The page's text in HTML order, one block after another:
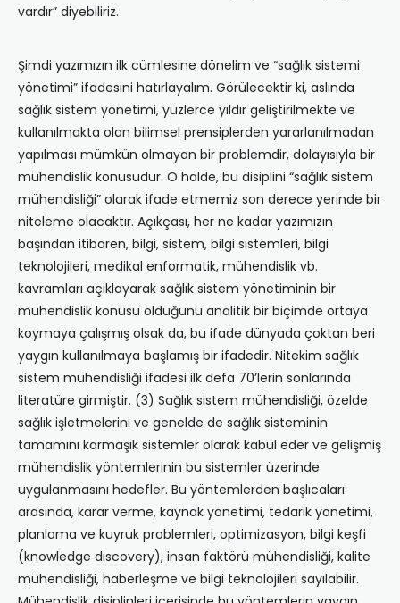
vardır” diyebiliriz.
Şimdi yazımızın ilk cümlesine dönelim ve “sağlık sistemi
yönetimi” ifadesini hatırlayalım. Görülecektir ki, aslında
sağlık sistem yönetimi, yüzlerce yıldır geliştirilmekte ve
kullanılmakta olan bilimsel prensiplerden yararlanılmadan
yapılması mümkün olmayan bir problemdir, dolayısıyla bir
mühendislik konusudur. O halde, bu disiplini “sağlık sistem
mühendisliği” olarak ifade etmemiz son derece yerinde bir
niteleme olacaktır. Açıkçası, her ne kadar yazımızın
başından itibaren, bilgi, sistem, bilgi sistemleri, bilgi
teknolojileri, medikal enformatik, mühendislik vb.
kavramları açıklayarak sağlık sistem yönetiminin bir
mühendislik konusu olduğunu analitik bir biçimde ortaya
koymaya çalışmış olsak da, bu ifade dünyada çoktan beri
yaygın kullanılmaya başlamış bir ifadedir. Nitekim sağlık
sistem mühendisliği ifadesi ilk defa 70’lerin sonlarında
literatüre girmiştir. (3) Sağlık sistem mühendisliği, özelde
sağlık işletmelerini ve genelde de sağlık sisteminin
tamamını karmaşık sistemler olarak kabul eder ve gelişmiş
mühendislik yöntemlerinin bu sistemler üzerinde
uygulanmasını hedefler. Bu yöntemlerden başlıcaları
arasında, karar verme, kaynak yönetimi, tedarik yönetimi,
planlama ve kuyruk problemleri, optimizasyon, bilgi keşfi
(knowledge discovery), insan faktörü mühendisliği, kalite
mühendisliği, haberleşme ve bilgi teknolojileri sayılabilir.